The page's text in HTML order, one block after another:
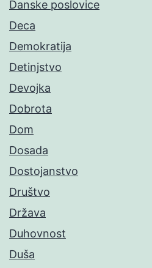
Danske poslovice
Deca
Demokratija
Detinjstvo
Devojka
Dobrota
Dom
Dosada
Dostojanstvo
Društvo
Država
Duhovnost
Duša